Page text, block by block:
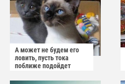
А может не будем его
ловить, пусть тока
поближе подойдет